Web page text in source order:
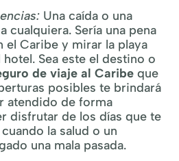
Una caída o una
cualquiera. Sería una pena
el Caribe y mirar la playa
Sea este el destino o
de viaje al Caribe que
posibles te brindará
atendido de forma
disfrutar de los días que te
la salud o un
una mala pasada.